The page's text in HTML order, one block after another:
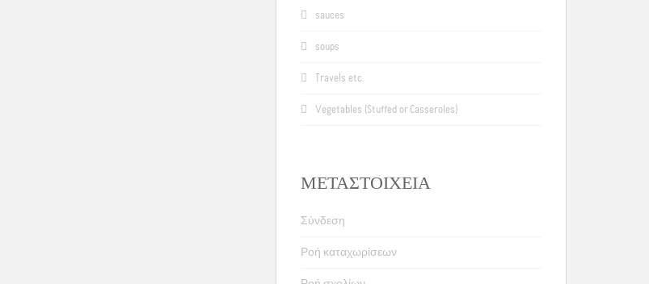
sauces
soups
Travels etc.
Vegetables (Stuffed or Casseroles)
ΜΕΤΑΣΤΟΙΧΕΊΑ
Σύνδεση
Ροή καταχωρίσεων